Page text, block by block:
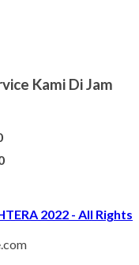
Kami Di Jam
2022 - All Rights